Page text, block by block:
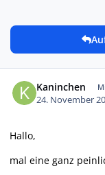
Kaninchen
24. November
Hallo,
mal eine ganz